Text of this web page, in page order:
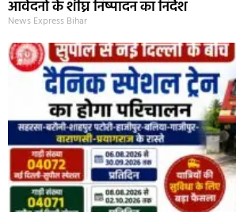
आवेदनों के शीघ्र निष्पादन का निर्देश
News Express Bihar